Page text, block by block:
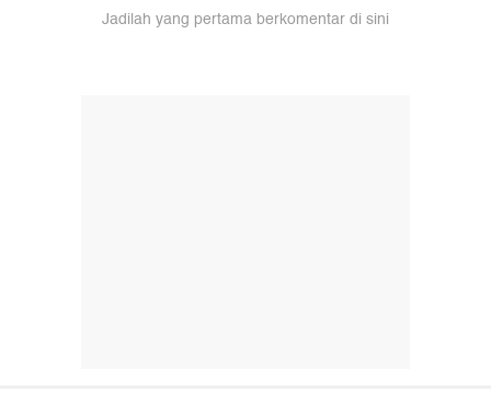
Jadilah yang pertama berkomentar di sini